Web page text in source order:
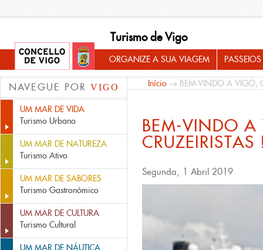
Turismo de Vigo
ORGANIZE A SUA VIAGEM
NAVEGUE POR VIGO
UM MAR DE VIDA
Turismo Urbano
UM MAR DE NATUREZA
Turismo Ativo
UM MAR DE SABORES
Turismo Gastronómico
UM MAR DE CULTURA
Turismo Cultural
UM MAR DE NÁUTICA
Início → BEM-VINDO A VIGO,
BEM-VINDO
CRUZEIRISTAS
Segunda, 1 Abril 2019